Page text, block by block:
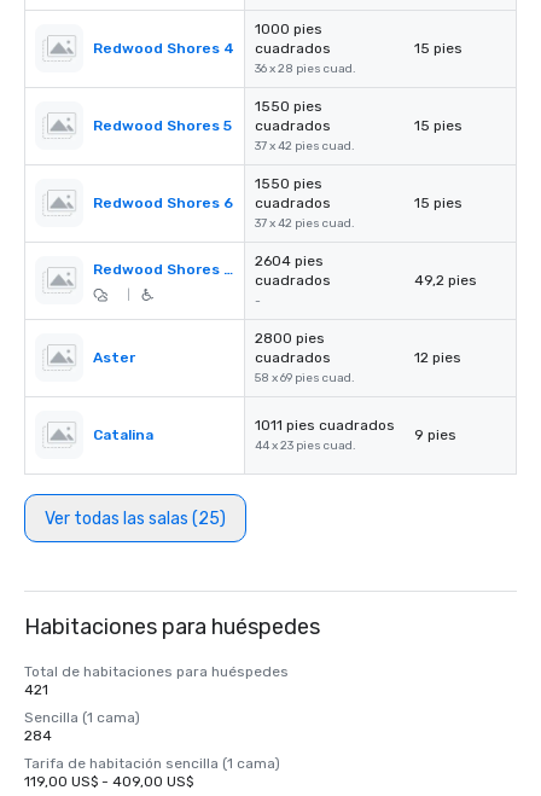
Redwood Shores 4
1000 pies
cuadrados
36 x 28 pies cuad.
15 pies
Redwood Shores 5
1550 pies
cuadrados
37 x 42 pies cuad.
15 pies
Redwood Shores 6
1550 pies
cuadrados
37 x 42 pies cuad.
15 pies
Redwood Shores Pre-Function
2604 pies
cuadrados
-
49,2 pies
Aster
2800 pies
cuadrados
58 x 69 pies cuad.
12 pies
Catalina
1011 pies cuadrados
44 x 23 pies cuad.
9 pies
Ver todas las salas (25)
Habitaciones para huéspedes
Total de habitaciones para huéspedes
421
Sencilla (1 cama)
284
Tarifa de habitación sencilla (1 cama)
119,00 US$ - 409,00 US$